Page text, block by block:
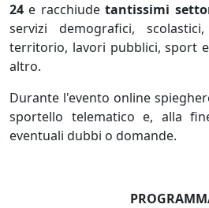
24 e racchiudetantissimi
servizi demografici,
territorio, lavori pubblici, sport
altro.
Durante l'evento online
sportello telematico e, alla
eventuali dubbi o domande.